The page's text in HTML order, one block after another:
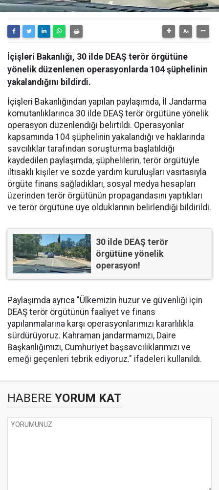
İçişleri Bakanlığı, 30 ilde DEAŞ terör örgütüne
yönelik düzenlenen operasyonlarda 104 şüphelinin
yakalandığını bildirdi.
İçişleri Bakanlığından yapılan paylaşımda, İl Jandarma
komutanlıklarınca 30 ilde DEAŞ terör örgütüne yönelik
operasyon düzenlendiği belirtildi. Operasyonlar
kapsamında 104 şüphelinin yakalandığı ve haklarında
savcılıklar tarafından soruşturma başlatıldığı
kaydedilen paylaşımda, şüphelilerin, terör örgütüyle
iltisaklı kişiler ve sözde yardım kuruluşları vasıtasıyla
örgüte finans sağladıkları, sosyal medya hesapları
üzerinden terör örgütünün propagandasını yaptıkları
ve terör örgütüne üye olduklarının belirlendiği bildirildi.
30 ilde DEAŞ terör
örgütüne yönelik
operasyon!
Paylaşımda ayrıca "Ülkemizin huzur ve güvenliği için
DEAŞ terör örgütünün faaliyet ve finans
yapılanmalarına karşı operasyonlarımızı kararlılıkla
sürdürüyoruz. Kahraman jandarmamızı, Daire
Başkanlığımızı, Cumhuriyet başsavcılıklarımızı ve
emeği geçenleri tebrik ediyoruz." ifadeleri kullanıldı.
HABERE YORUM KAT